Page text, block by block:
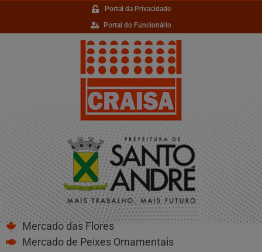
Portal da Privacidade
Portal do Funcionário
Mercado das Flores
Mercado de Peixes Ornamentais